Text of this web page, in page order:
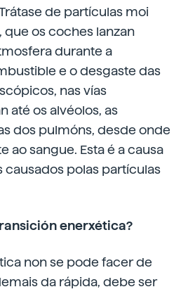
de partículas moi
que os coches lanzan
durante a
e o desgaste das
nas vías
até os alvéolos, as
dos pulmóns, desde onde
ao sangue. Esta é a causa
causados polas partículas
enerxética?
non se pode facer de
da rápida, debe ser